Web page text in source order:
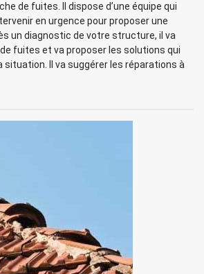
de fuites. Il dispose d’une équipe qui
en urgence pour proposer une
un diagnostic de votre structure, il va
fuites et va proposer les solutions qui
situation. Il va suggérer les réparations à